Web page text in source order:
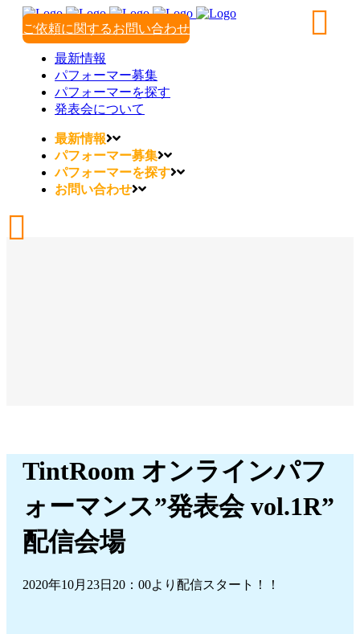
ご依頼に関するお問い合わせ
最新情報
パフォーマー募集
パフォーマーを探す
発表会について
最新情報
パフォーマー募集
パフォーマーを探す
お問い合わせ
TintRoom オンラインパフ
ォーマンス”発表会 vol.1R”
配信会場
TintRoom オンラインパフ
ォーマンス”発表会 vol.1R”
配信会場
2020年10月23日20：00より配信スタート！！